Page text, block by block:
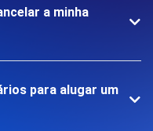
a minha
para alugar um